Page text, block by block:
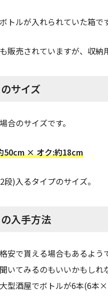
トルが入れられていた箱です
販売されていますが、収納
サイズ
合のサイズです。
50cm × オク:約18cm
)入るタイプのサイズ。
入手方法
安で貰える場合もあるよう
いてみるのもいいかもしれ
型酒屋でボトルが6本(6本